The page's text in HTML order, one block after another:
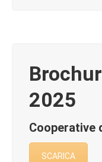
2025
Cooperative
SCARICA